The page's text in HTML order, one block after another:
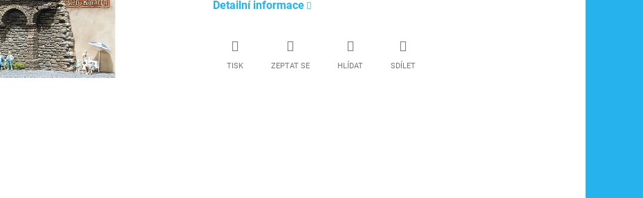
Detailní informace
TISK ZEPTAT SE HLÍDAT SDÍLET